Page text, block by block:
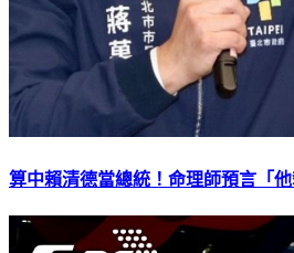
算中賴清德當總統！命理師預言「